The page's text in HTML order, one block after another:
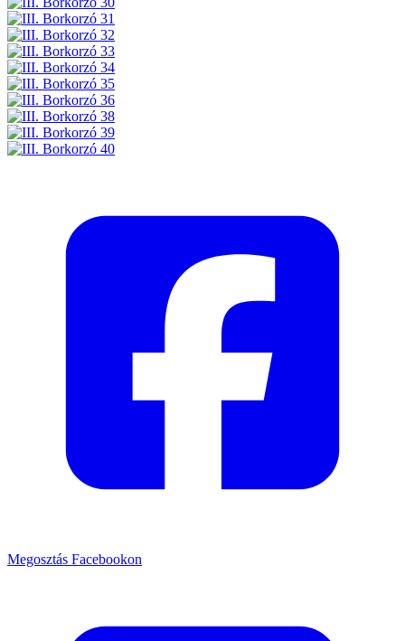
Megosztás Facebookon